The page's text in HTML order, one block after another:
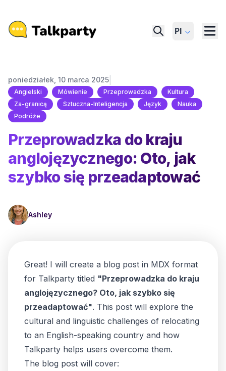
Pl
poniedziałek, 10 marca 2025
Angielski Mówienie Przeprowadzka
Kultura
Za-granicą
Sztuczna-Inteligencja Język
Nauka
Podróże
Przeprowadzka do kraju
anglojęzycznego: Oto, jak
szybko się przeadaptować
Ashley
Great! I will create a blog post in MDX format
for Talkparty titled "Przeprowadzka do kraju
anglojęzycznego? Oto, jak szybko się
przeadaptować". This post will explore the
cultural and linguistic challenges of relocating
to an English-speaking country and how
Talkparty helps users overcome them.
The blog post will cover: